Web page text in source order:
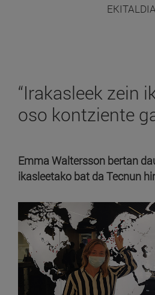
“Irakasleek zein
oso kontziente
Emma Waltersson bertan
ikasleetako bat da Tecnun